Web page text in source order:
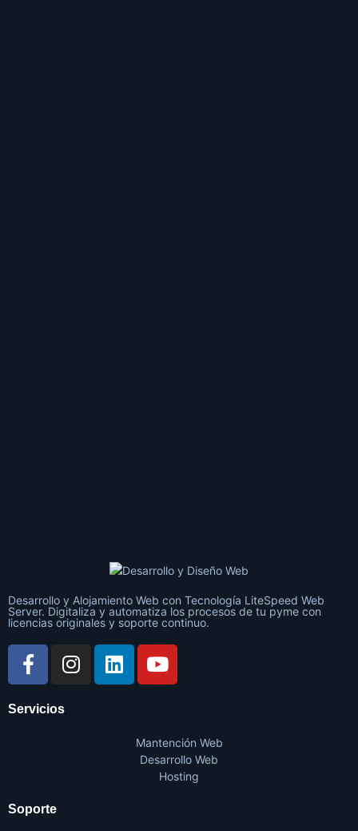
Desarrollo y Alojamiento Web con Tecnología LiteSpeed Web
Server. Digitaliza y automatiza los procesos de tu pyme con
licencias originales y soporte continuo.
Servicios
Mantención Web
Desarrollo Web
Hosting
Soporte